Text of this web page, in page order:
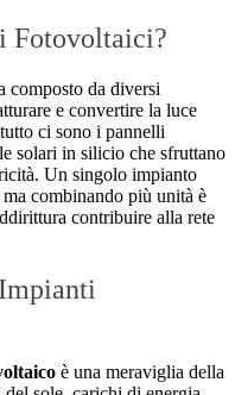
Fotovoltaici?
composto da diversi
e convertire la luce
ci sono i pannelli
solari in silicio che sfruttano
Un singolo impianto
combinando più unità è
contribuire alla rete
è una meraviglia della